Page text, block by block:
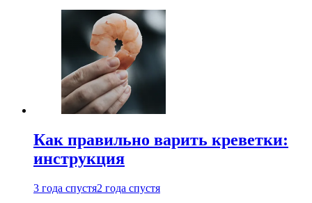
Как правильно варить креветки:
инструкция
3 года спустя2 года спустя